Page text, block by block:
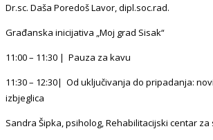
Dr.sc. Daša Poredoš Lavor, dipl.soc.rad.
Građanska inicijativa „Moj grad Sisak“
11:00 – 11:30 | Pauza za kavu
11:30 – 12:30| Od uključivanja do pripadanja:
izbjeglica
Sandra Šipka, psiholog, Rehabilitacijski centar